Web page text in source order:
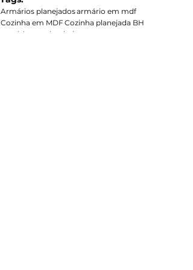
Armários planejadosarmário em mdf
Cozinha em MDF Cozinha planejada BH
armário para banheiro